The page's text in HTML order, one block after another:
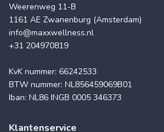
Weerenweg 11-B
1161 AE Zwanenburg (Amsterdam)
info@maxxwellness.nl
+31 204970819
KvK nummer: 66242533
BTW nummer: NL856459069B01
Iban: NL86 INGB 0005 346373
Klantenservice